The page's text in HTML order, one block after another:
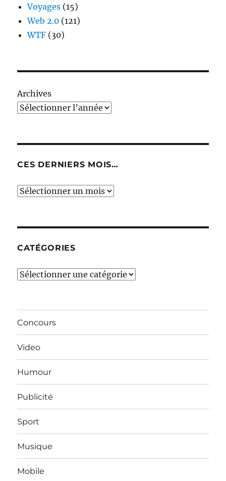
Voyages (15)
Web 2.0 (121)
WTF (30)
Archives
CES DERNIERS MOIS…
Ces
CATÉGORIES
Catégories
Concours
Video
Humour
Publicité
Sport
Musique
Mobile